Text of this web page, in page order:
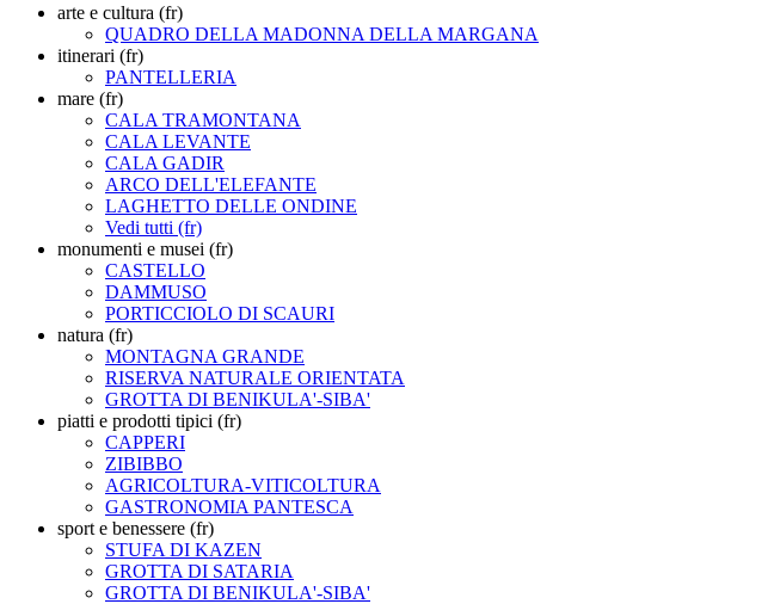
arte e cultura (fr)
QUADRO DELLA MADONNA DELLA MARGANA
itinerari (fr)
PANTELLERIA
mare (fr)
CALA TRAMONTANA
CALA LEVANTE
CALA GADIR
ARCO DELL'ELEFANTE
LAGHETTO DELLE ONDINE
Vedi tutti (fr)
monumenti e musei (fr)
CASTELLO
DAMMUSO
PORTICCIOLO DI SCAURI
natura (fr)
MONTAGNA GRANDE
RISERVA NATURALE ORIENTATA
GROTTA DI BENIKULA'-SIBA'
piatti e prodotti tipici (fr)
CAPPERI
ZIBIBBO
AGRICOLTURA-VITICOLTURA
GASTRONOMIA PANTESCA
sport e benessere (fr)
STUFA DI KAZEN
GROTTA DI SATARIA
GROTTA DI BENIKULA'-SIBA'